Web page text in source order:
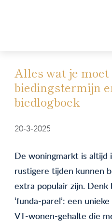
Alles wat je
biedingstermijn
biedlogboek
20-3-2025
De woningmarkt is altijd
rustigere tijden kunnen
extra populair zijn. Denk
‘funda-parel’: een
VT-wonen-gehalte die